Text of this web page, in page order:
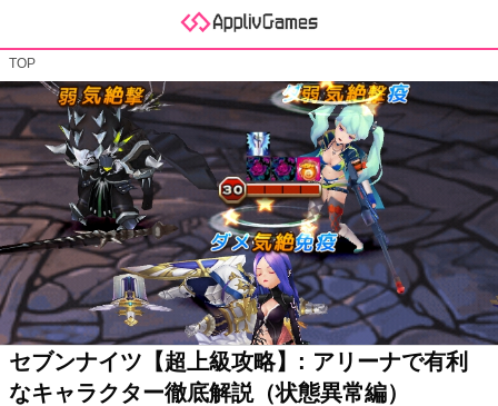
TOP
セブンナイツ【超上級攻略】: アリーナで有利
なキャラクター徹底解説（状態異常編）